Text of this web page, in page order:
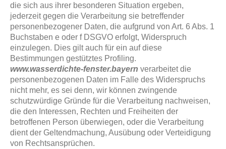
die sich aus ihrer besonderen Situation ergeben,
jederzeit gegen die Verarbeitung sie betreffender
personenbezogener Daten, die aufgrund von Art. 6 Abs. 1
Buchstaben e oder f DSGVO erfolgt, Widerspruch
einzulegen. Dies gilt auch für ein auf diese
Bestimmungen gestütztes Profiling.
www.wasserdichte-fenster.bayern verarbeitet die
personenbezogenen Daten im Falle des Widerspruchs
nicht mehr, es sei denn, wir können zwingende
schutzwürdige Gründe für die Verarbeitung nachweisen,
die den Interessen, Rechten und Freiheiten der
betroffenen Person überwiegen, oder die Verarbeitung
dient der Geltendmachung, Ausübung oder Verteidigung
von Rechtsansprüchen.